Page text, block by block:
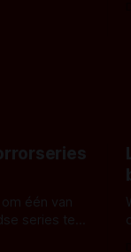
één van
series te